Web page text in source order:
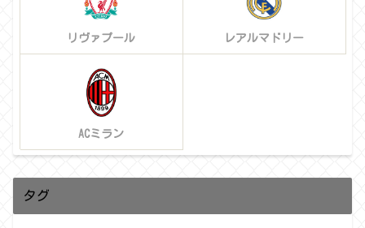
リヴァプール レアルマドリー
ACミラン
タグ